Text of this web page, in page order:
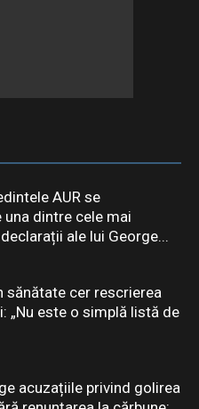
AUR se
dintre cele mai
ale lui George...
sănătate cer rescrierea
„Nu este o simplă listă de
acuzațiile privind golirea